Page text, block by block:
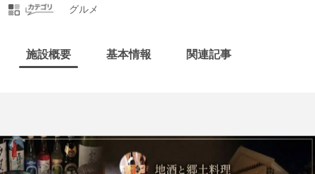
グルメ
施設概要 基本情報 関連記事